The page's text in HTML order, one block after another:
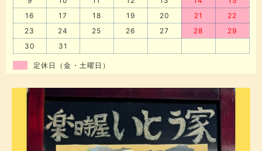
16
17 18 19 20 21
22
23
24 25 26 27 28
29
30
31
定休日（金・土曜日）